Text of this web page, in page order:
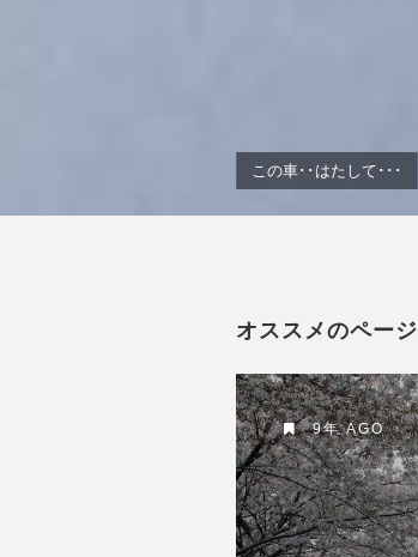
この車･･はたして･･･
オススメのページ
9年 AGO